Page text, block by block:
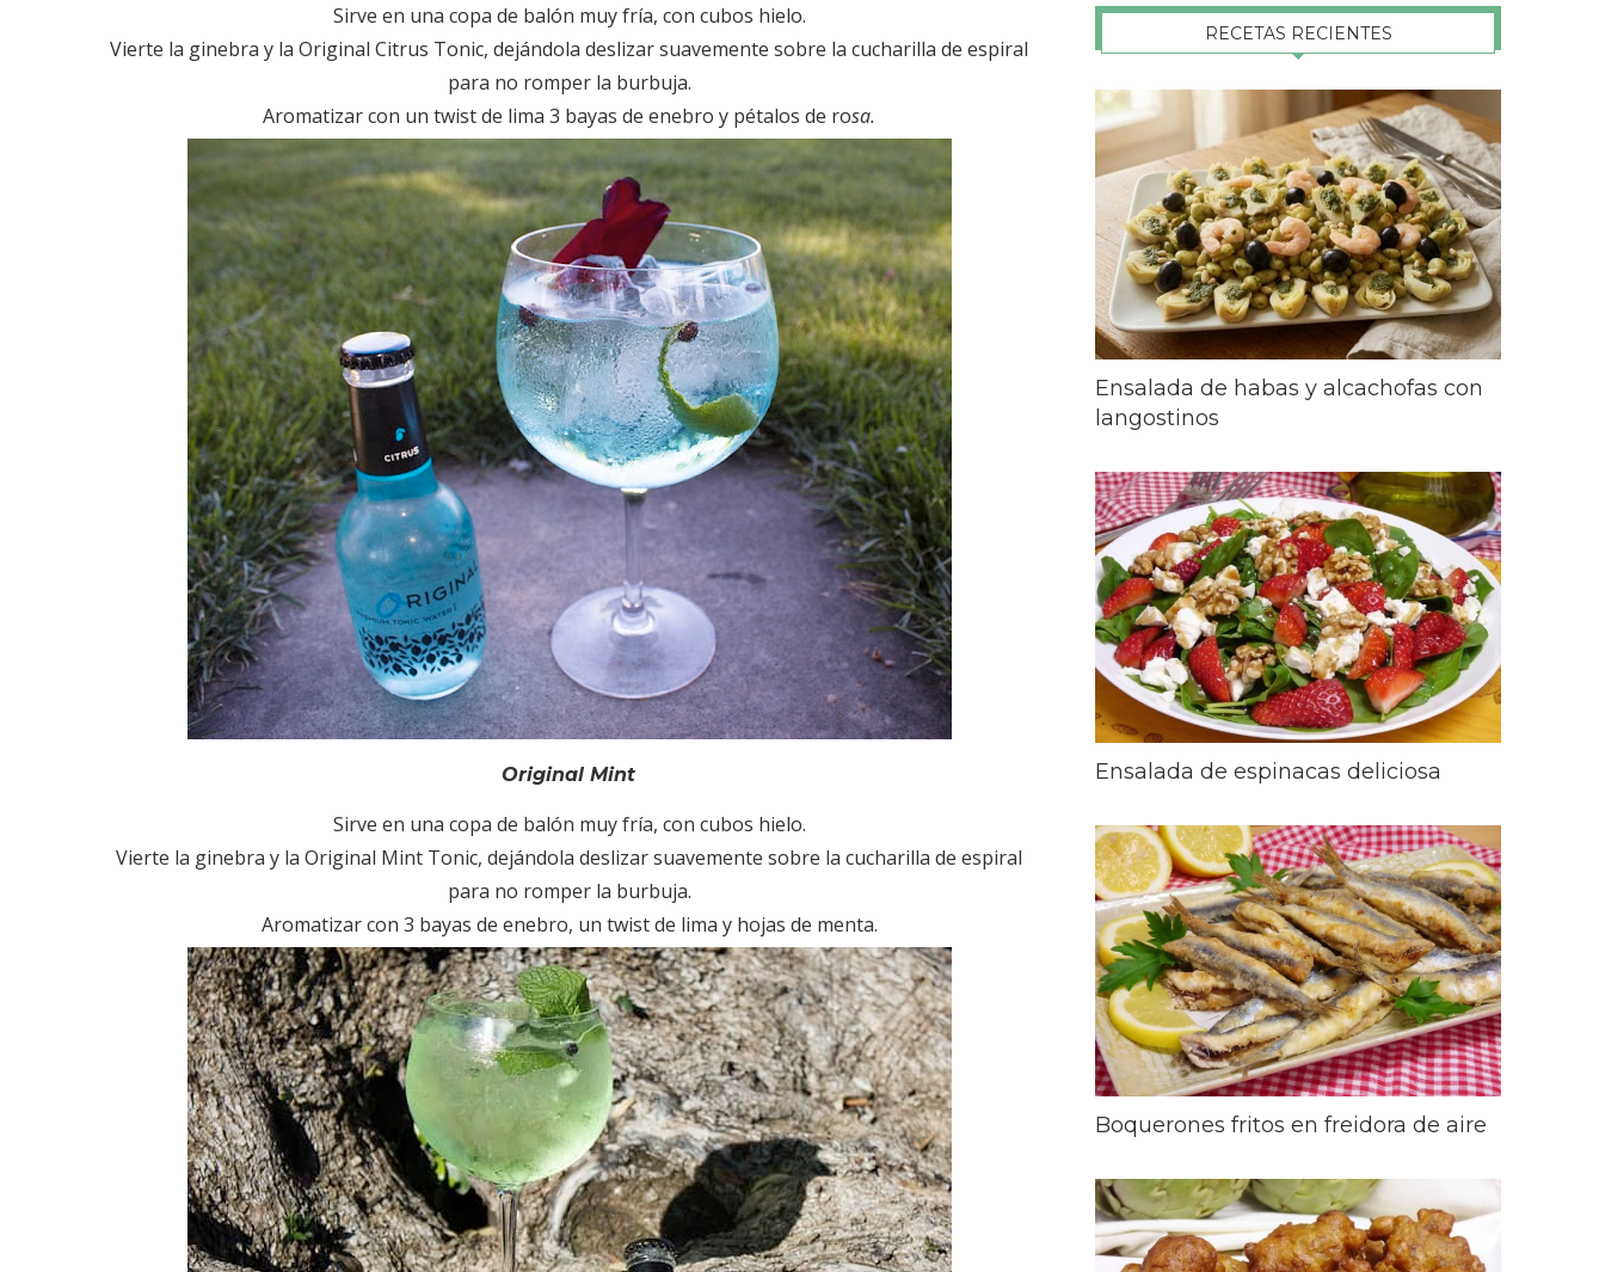
Sirve en una copa de balón muy fría, con cubos hielo.
Vierte la ginebra y la Original Citrus Tonic, dejándola deslizar suavemente sobre la cucharilla de espiral
para no romper la burbuja.
Aromatizar con un twist de lima 3 bayas de enebro y pétalos de rosa.
Original Mint
Sirve en una copa de balón muy fría, con cubos hielo.
Vierte la ginebra y la Original Mint Tonic, dejándola deslizar suavemente sobre la cucharilla de espiral
para no romper la burbuja.
Aromatizar con 3 bayas de enebro, un twist de lima y hojas de menta.
RECETAS RECIENTES
Ensalada de habas y alcachofas con
langostinos
Ensalada de espinacas deliciosa
Boquerones fritos en freidora de aire